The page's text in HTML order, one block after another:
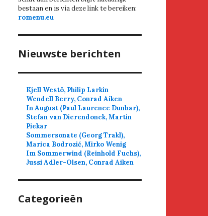
bestaan en is via deze link te bereiken:
romenu.eu
Nieuwste berichten
Kjell Westö, Philip Larkin
Wendell Berry, Conrad Aiken
In August (Paul Laurence Dunbar),
Stefan van Dierendonck, Martin
Piekar
Sommersonate (Georg Trakl),
Marica Bodrozić, Mirko Wenig
Im Sommerwind (Reinhold Fuchs),
Jussi Adler-Olsen, Conrad Aiken
Categorieën